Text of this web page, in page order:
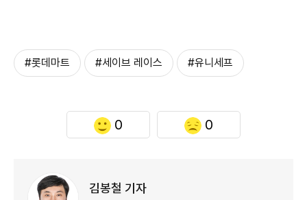
#롯데마트 #세이브 레이스 #유니세프
0 0
김봉철 기자